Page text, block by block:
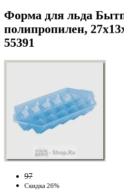
Форма для льда
полипропилен,
55391
97
Скидка 26%